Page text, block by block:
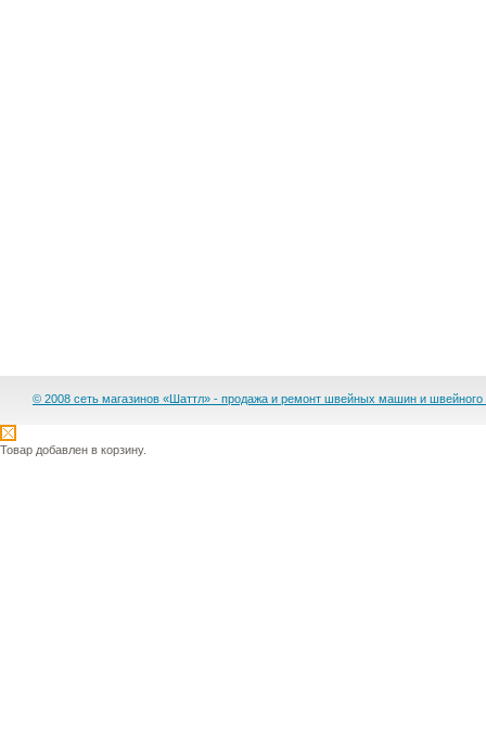
© 2008 сеть магазинов «Шаттл» - продажа и ремонт швейных машин и швейного
Товар добавлен в корзину.